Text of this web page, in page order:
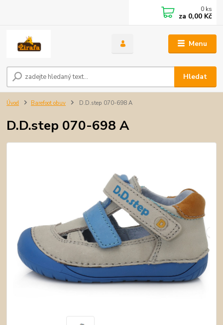
Menu
Hledat
0 ks
za 0,00 Kč
Úvod Barefoot obuv D.D.step 070-698 A
D.D.step 070-698 A